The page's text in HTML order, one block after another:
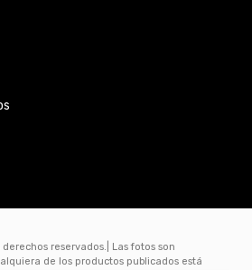
reservados.| Las fotos son
de los productos publicados está